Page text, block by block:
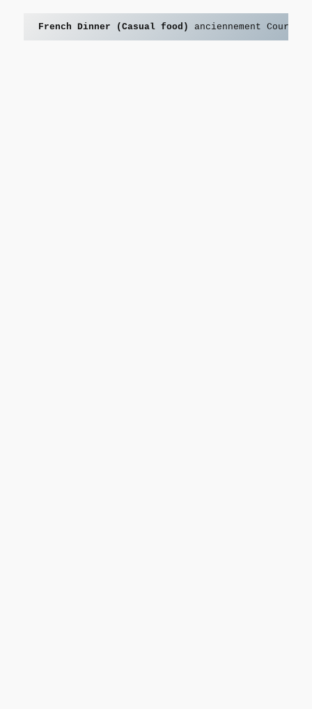
French Dinner (Casual food) anciennement Courte